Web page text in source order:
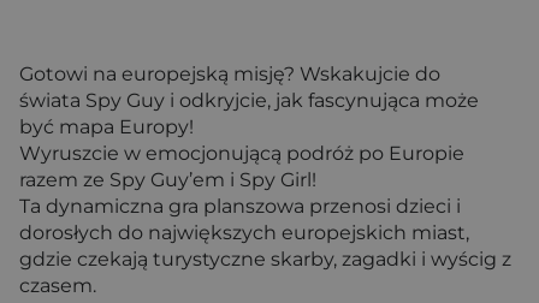
Gotowi na europejską misję? Wskakujcie do
świata Spy Guy i odkryjcie, jak fascynująca może
być mapa Europy!
Wyruszcie w emocjonującą podróż po Europie
razem ze Spy Guy’em i Spy Girl!
Ta dynamiczna gra planszowa przenosi dzieci i
dorosłych do największych europejskich miast,
gdzie czekają turystyczne skarby, zagadki i wyścig z
czasem.